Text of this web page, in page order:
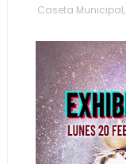
Caseta Municipal,